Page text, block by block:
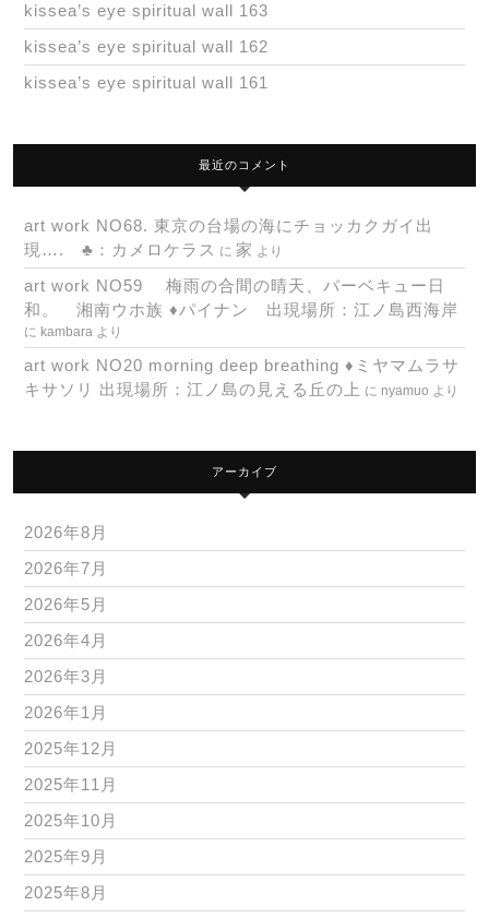
kissea’s eye spiritual wall 163
kissea’s eye spiritual wall 162
kissea’s eye spiritual wall 161
最近のコメント
art work NO68. 東京の台場の海にチョッカクガイ出
現…. ♣：カメロケラス に 家 より
art work NO59 梅雨の合間の晴天、バーベキュー日
和。 湘南ウホ族 ♦パイナン 出現場所：江ノ島西海岸
に kambara より
art work NO20 morning deep breathing ♦ミヤマムラサ
キサソリ 出現場所：江ノ島の見える丘の上 に nyamuo より
アーカイブ
2026年8月
2026年7月
2026年5月
2026年4月
2026年3月
2026年1月
2025年12月
2025年11月
2025年10月
2025年9月
2025年8月